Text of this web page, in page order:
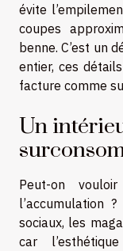
évite
coupes
benne. C’est un
entier, ces
facture comme
Un
Peut-on
l’accumulation
sociaux, les
car